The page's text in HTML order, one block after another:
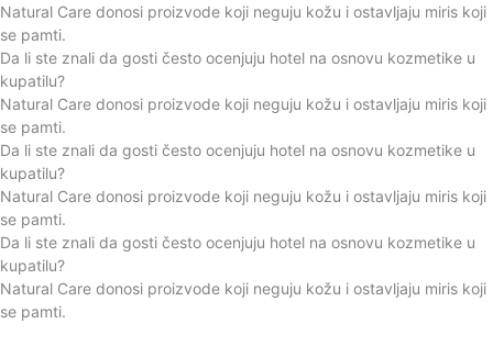
Natural Care donosi proizvode koji neguju kožu i ostavljaju miris koji
se pamti.
Da li ste znali da gosti često ocenjuju hotel na osnovu kozmetike u
kupatilu?
Natural Care donosi proizvode koji neguju kožu i ostavljaju miris koji
se pamti.
Da li ste znali da gosti često ocenjuju hotel na osnovu kozmetike u
kupatilu?
Natural Care donosi proizvode koji neguju kožu i ostavljaju miris koji
se pamti.
Da li ste znali da gosti često ocenjuju hotel na osnovu kozmetike u
kupatilu?
Natural Care donosi proizvode koji neguju kožu i ostavljaju miris koji
se pamti.